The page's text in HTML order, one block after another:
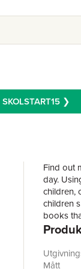
SKOLSTART15❯
Find out
day.
children,
children
books
while
Mått